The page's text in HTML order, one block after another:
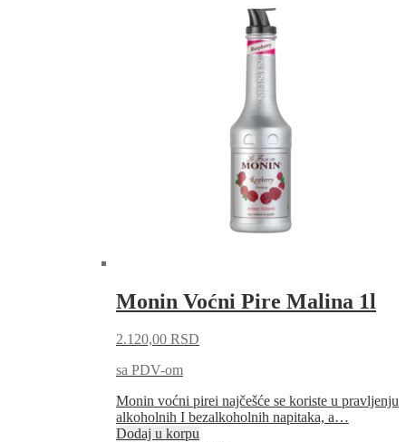
Monin Voćni Pire Malina 1l
2.120,00 RSD
sa PDV-om
Monin voćni pirei najčešće se koriste u pravljenju
alkoholnih I bezalkoholnih napitaka, a…
Dodaj u korpu